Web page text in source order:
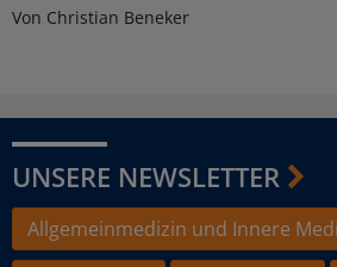
Von Christian Beneker
UNSERE NEWSLETTER
Allgemeinmedizin und Innere